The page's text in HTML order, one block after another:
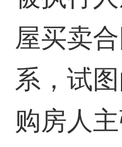
屋买卖
系，试
购房人